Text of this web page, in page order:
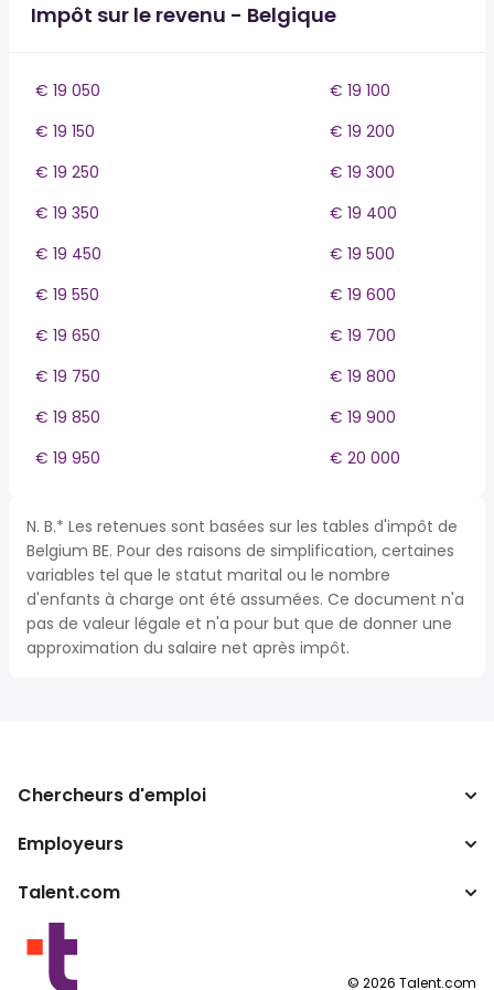
Impôt sur le revenu - Belgique
€ 19 050
€ 19 100
€ 19 150
€ 19 200
€ 19 250
€ 19 300
€ 19 350
€ 19 400
€ 19 450
€ 19 500
€ 19 550
€ 19 600
€ 19 650
€ 19 700
€ 19 750
€ 19 800
€ 19 850
€ 19 900
€ 19 950
€ 20 000
N. B.* Les retenues sont basées sur les tables d'impôt de
Belgium BE. Pour des raisons de simplification, certaines
variables tel que le statut marital ou le nombre
d'enfants à charge ont été assumées. Ce document n'a
pas de valeur légale et n'a pour but que de donner une
approximation du salaire net après impôt.
Chercheurs d'emploi
Recherche d'emploi
Convertisseur de salaire
Employeurs
Entreprises
Programmes partenaires
Talent.com
Autres pays
Conditions d’utilisation
© 2026 Talent.com